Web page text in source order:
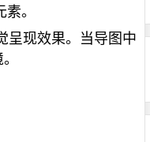
。
呈现效果。当导图中